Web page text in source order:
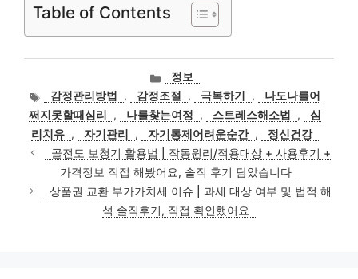
Table of Contents
카
테
고
리
정보
태
그
감정관리방법 , 감정조절 , 극복하기 ,
나도나를어
쩌지못할때심리
, 나를찾는여정 , 스트레스해소법 ,
심
리치유 , 자기관리 , 자기통제어려운순간 ,
정신건강
골전도 보청기 활용법 | 작동원리/적용대상 + 사용후기 +
가격정보 직접 해봤어요, 솔직 후기 담았습니다
상품권 교환 부가가치세 이슈 | 과세 대상 여부 및 법적 해
석 솔직후기, 직접 확인했어요